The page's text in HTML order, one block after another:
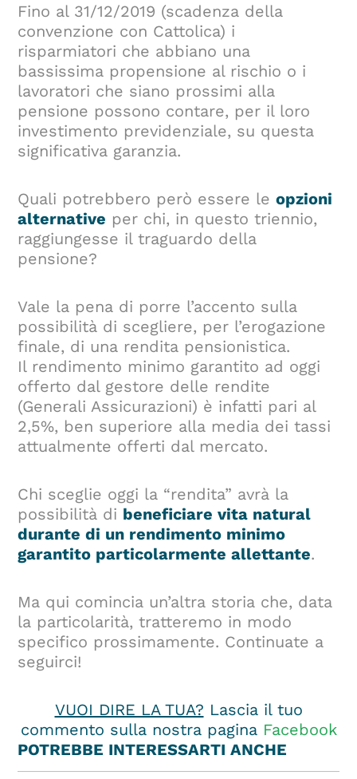
Fino al 31/12/2019 (scadenza della
convenzione con Cattolica) i
risparmiatori che abbiano una
bassissima propensione al rischio o i
lavoratori che siano prossimi alla
pensione possono contare, per il loro
investimento previdenziale, su questa
significativa garanzia.
Quali potrebbero però essere leopzioni
alternative per chi, in questo triennio,
raggiungesse il traguardo della
pensione?
Vale la pena di porre l’accento sulla
possibilità di scegliere, per l’erogazione
finale, di una rendita pensionistica.
Il rendimento minimo garantito ad oggi
offerto dal gestore delle rendite
(Generali Assicurazioni) è infatti pari al
2,5%, ben superiore alla media dei tassi
attualmente offerti dal mercato.
Chi sceglie oggi la “rendita” avrà la
possibilità di beneficiare vita natural
durante di un rendimento minimo
garantito particolarmente allettante.
Ma qui comincia un’altra storia che, data
la particolarità, tratteremo in modo
specifico prossimamente. Continuate a
seguirci!
VUOI DIRE LA TUA? Lascia il tuo
commento sulla nostra pagina Facebook
POTREBBE INTERESSARTI ANCHE